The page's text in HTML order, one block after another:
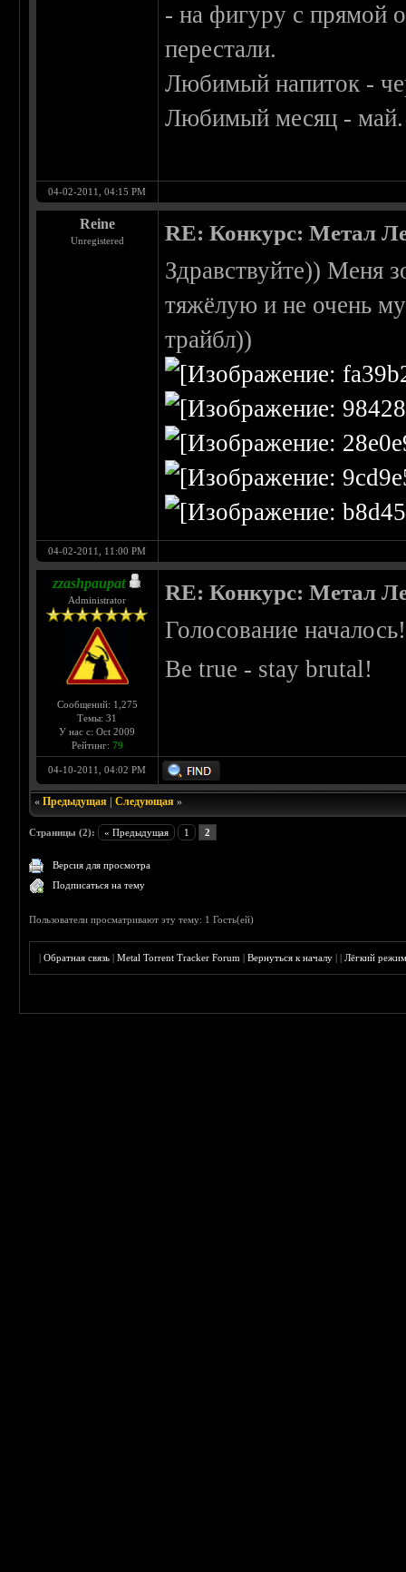
- на фигуру с прямой
перестали.
Любимый напиток -
Любимый месяц - май.
04-02-2011, 04:15 PM
Reine
Unregistered RE: Конкурс: Метал
Здравствуйте)) Меня
тяжёлую и не очень
трайбл))
04-02-2011, 11:00 PM
zzashpaupat
Administrator
Сообщений: 1,275
Темы: 31
У нас с: Oct 2009
Рейтинг: 79
RE: Конкурс: Метал
Голосование началось!
Be true - stay brutal!
04-10-2011, 04:02 PM
«Предыдущая |Следующая »
Страницы (2): « Предыдущая 1 2
Версия для просмотра
Подписаться на тему
Пользователи просматривают эту тему: 1 Гость(ей)
|Обратная связь |Metal Torrent Tracker Forum |Вернуться к началу ||Лёгкий